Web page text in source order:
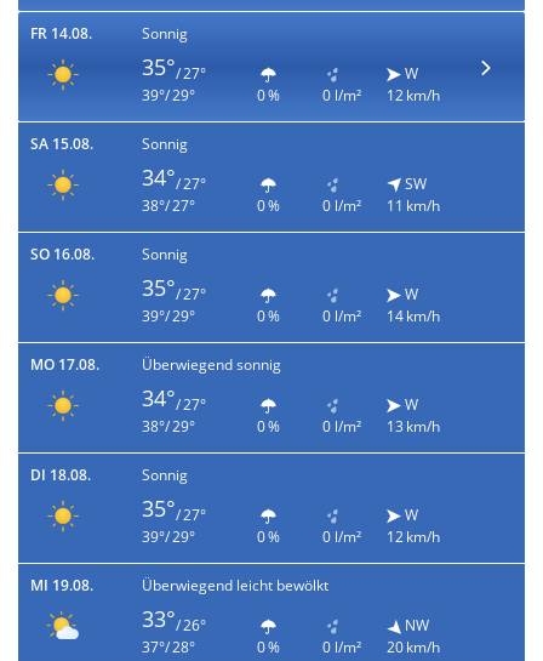
FR 14.08. Sonnig
35°/ 27°
39°/ 29°
0 % 0 l/m²
W
12 km/h
SA 15.08. Sonnig
34°/ 27°
38°/ 27°
0 % 0 l/m²
SW
11 km/h
SO 16.08. Sonnig
35°/ 27°
39°/ 29°
0 % 0 l/m²
W
14 km/h
MO 17.08. Überwiegend sonnig
34°/ 27°
38°/ 29°
0 % 0 l/m²
W
13 km/h
DI 18.08. Sonnig
35°/ 27°
39°/ 29°
0 % 0 l/m²
W
12 km/h
MI 19.08. Überwiegend leicht bewölkt
33°/ 26°
37°/ 28°
0 % 0 l/m²
NW
20 km/h